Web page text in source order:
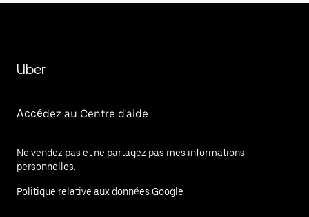
Uber
Accédez au Centre d'aide
Ne vendez pas et ne partagez pas mes informations
personnelles.
Politique relative aux données Google